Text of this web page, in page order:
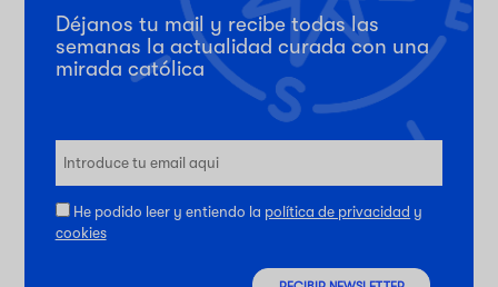
Déjanos tu mail y recibe todas las
semanas la actualidad curada con una
mirada católica
He podido leer y entiendo la política de privacidad y
cookies